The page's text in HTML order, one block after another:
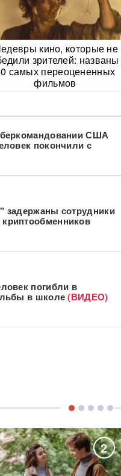
кино, которые не
зрителей: названы
самых переоцененных
фильмов
США
покончили с
задержаны сотрудники
погибли в
в школе(ВИДЕО)
2